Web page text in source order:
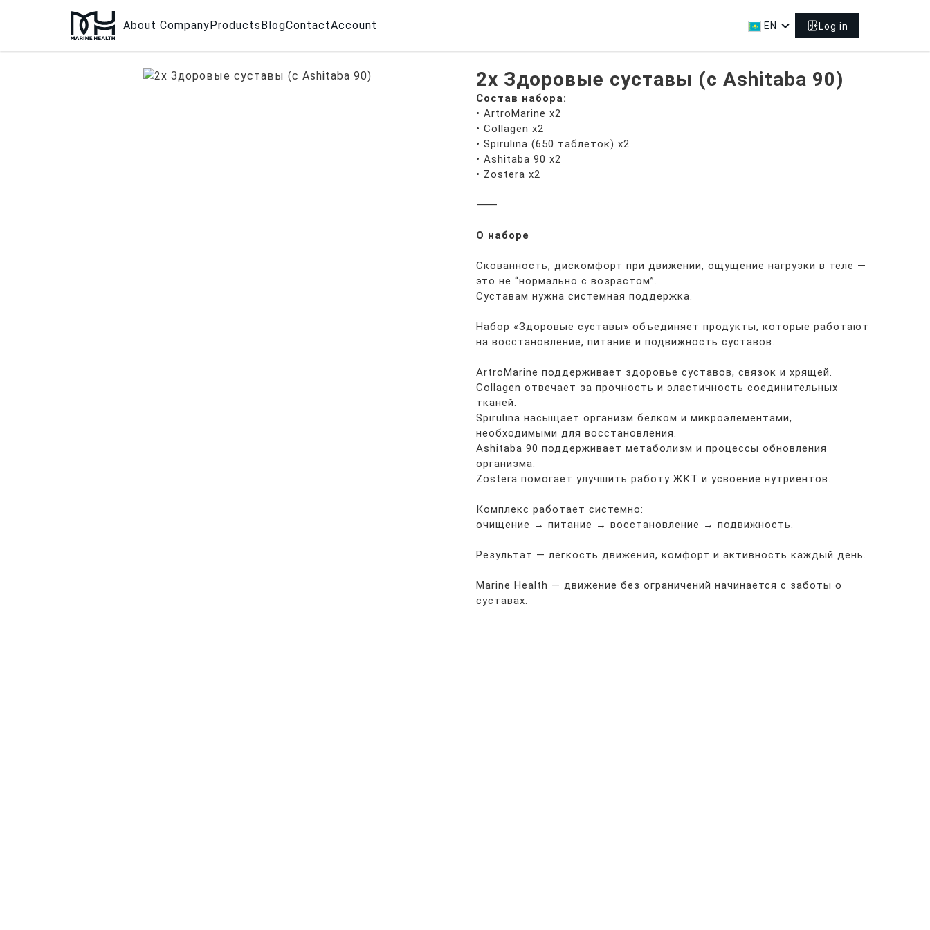
About CompanyProductsBlogContactAccount EN expand_more Log in
2x Здоровые суставы (с Ashitaba 90)
Состав набора:
• ArtroMarine x2
• Collagen x2
• Spirulina (650 таблеток) x2
• Ashitaba 90 x2
• Zostera x2
⸻
О наборе
Скованность, дискомфорт при движении, ощущение нагрузки в теле —
это не “нормально с возрастом”.
Суставам нужна системная поддержка.
Набор «Здоровые суставы» объединяет продукты, которые работают
на восстановление, питание и подвижность суставов.
ArtroMarine поддерживает здоровье суставов, связок и хрящей.
Collagen отвечает за прочность и эластичность соединительных
тканей.
Spirulina насыщает организм белком и микроэлементами,
необходимыми для восстановления.
Ashitaba 90 поддерживает метаболизм и процессы обновления
организма.
Zostera помогает улучшить работу ЖКТ и усвоение нутриентов.
Комплекс работает системно:
очищение → питание → восстановление → подвижность.
Результат — лёгкость движения, комфорт и активность каждый день.
Marine Health — движение без ограничений начинается с заботы о
суставах.